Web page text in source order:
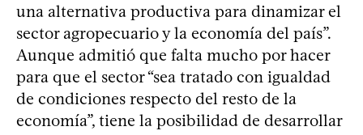
una alternativa productiva para dinamizar el
sector agropecuario y la economía del país”.
Aunque admitió que falta mucho por hacer
para que el sector “sea tratado con igualdad
de condiciones respecto del resto de la
economía”, tiene la posibilidad de desarrollar